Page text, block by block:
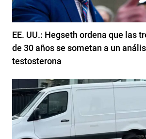
EE. UU.: Hegseth ordena que las
de 30 años se sometan a un
testosterona